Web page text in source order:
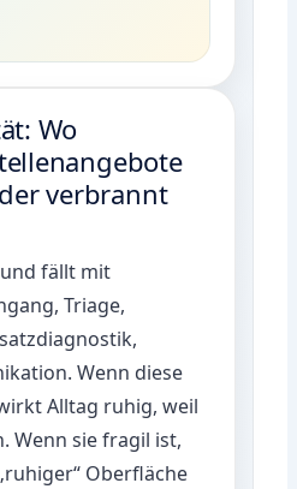
Wo
verbrannt
fällt mit
Triage,
Wenn diese
Alltag ruhig, weil
Wenn sie fragil ist,
Oberfläche